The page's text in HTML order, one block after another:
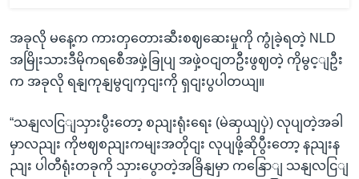
အခုလို မနေ့က ကားတှတေားဆီးစဈဆေးမှုကို ကွုံခဲ့ရတဲ့ NLD
အမြိုးသားဒီမိုကရစေီအဖှဲ့ခြုပျ အဖှဲ့ဝငျတဦးဖွဈတဲ့ ကိုမွင့ျဦး
က အခုလို ရနျကုနျမွငျကှငျးကို ရှငျးပွပါတယျ။
“သနျလငြျသှားပွီးတော့ စညျးရုံးရေး (မဲဆှယျပှဲ) လုပျတဲ့အခါ
မှာလညျး ကိုဗဈစညျးကမျးအတိုငျး လုပျဖို့ဆိုပွီးတော့ နညျးန
ညျး ပါတီရုံးတခုကို သှားပွောတဲ့အခြိနျမှာ ကနြောျ သနျလငြျ